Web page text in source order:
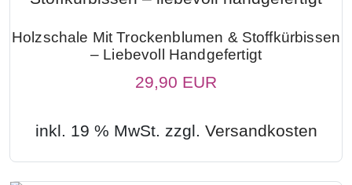
Holzschale Mit Trockenblumen & Stoffkürbissen
– Liebevoll Handgefertigt
29,90 EUR
inkl. 19 % MwSt. zzgl. Versandkosten